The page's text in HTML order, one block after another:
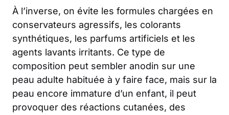
À l’inverse, on évite les formules chargées en
conservateurs agressifs, les colorants
synthétiques, les parfums artificiels et les
agents lavants irritants. Ce type de
composition peut sembler anodin sur une
peau adulte habituée à y faire face, mais sur la
peau encore immature d’un enfant, il peut
provoquer des réactions cutanées, des